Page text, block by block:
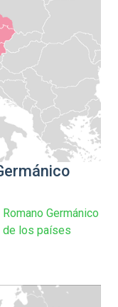
Germánico
de los países